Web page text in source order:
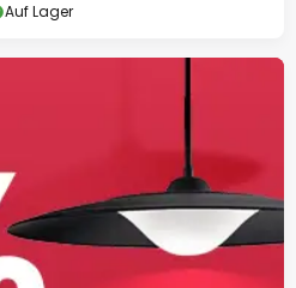
Auf Lager